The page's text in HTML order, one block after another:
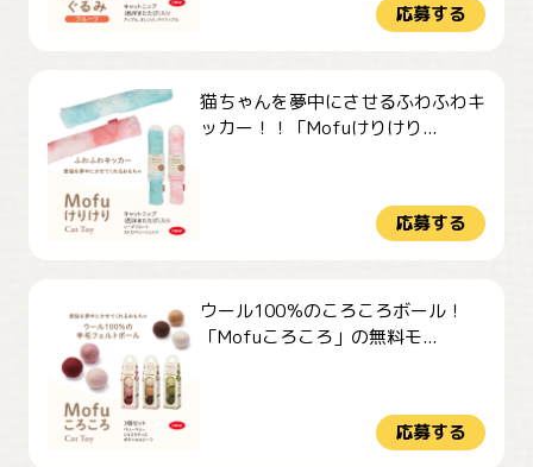
応募する
猫ちゃんを夢中にさせるふわふわキ
ッカー！！「Mofuけりけり...
応募する
ウール100％のころころボール！
「Mofuころころ」の無料モ...
応募する